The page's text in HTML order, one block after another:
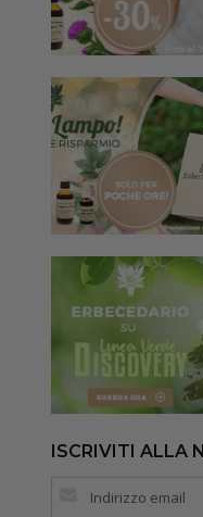
ISCRIVITI ALLA